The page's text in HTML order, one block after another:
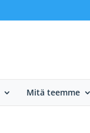
Mitä teemme